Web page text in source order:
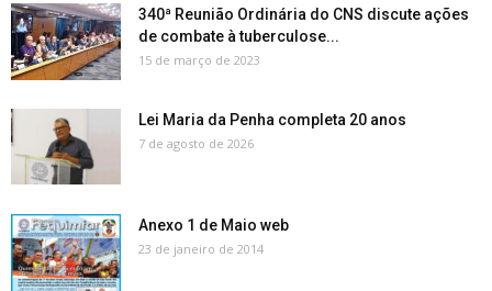
340ª Reunião Ordinária do CNS discute ações
de combate à tuberculose...
15 de março de 2023
Lei Maria da Penha completa 20 anos
7 de agosto de 2026
Anexo 1 de Maio web
23 de janeiro de 2014